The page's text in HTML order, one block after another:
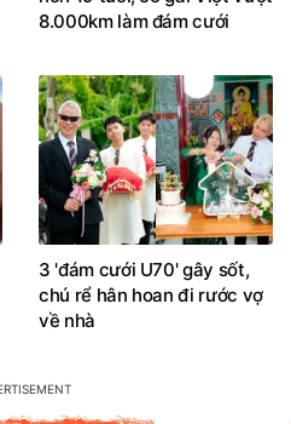
8.000km làm đám cưới
3 'đám cưới U70' gây sốt,
chú rể hân hoan đi rước vợ
về nhà